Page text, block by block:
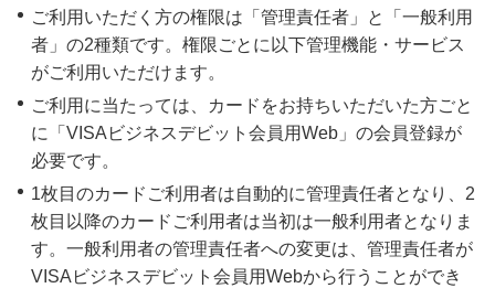
ご利用いただく方の権限は「管理責任者」と「一般利用
者」の2種類です。権限ごとに以下管理機能・サービス
がご利用いただけます。
ご利用に当たっては、カードをお持ちいただいた方ごと
に「VISAビジネスデビット会員用Web」の会員登録が
必要です。
1枚目のカードご利用者は自動的に管理責任者となり、2
枚目以降のカードご利用者は当初は一般利用者となりま
す。一般利用者の管理責任者への変更は、管理責任者が
VISAビジネスデビット会員用Webから行うことができ